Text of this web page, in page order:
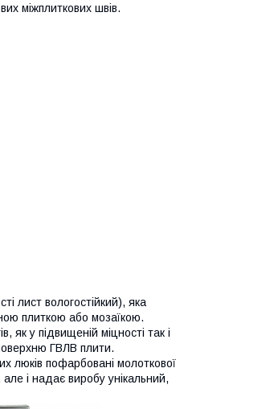
міжплиткових швів.
лист вологостійкий), яка
плиткою або мозаїкою.
як у підвищеній міцності так і
ГВЛВ плити.
люків пофарбовані молоткової
і надає виробу унікальний,